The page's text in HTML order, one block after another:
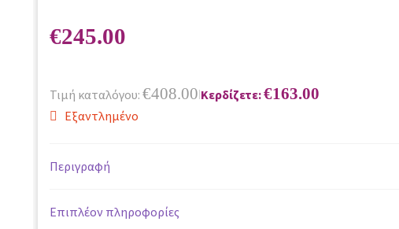
€245.00
Τιμή καταλόγου: €408.00|Κερδίζετε:€163.00
Εξαντλημένο
Περιγραφή
Επιπλέον πληροφορίες